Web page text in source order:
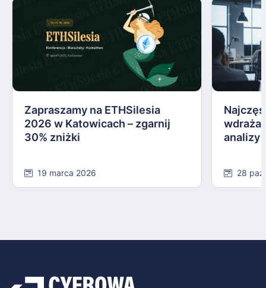
Zapraszamy na ETHSilesia
2026 w Katowicach – zgarnij
30% zniżki
19 marca 2026
analizy
28